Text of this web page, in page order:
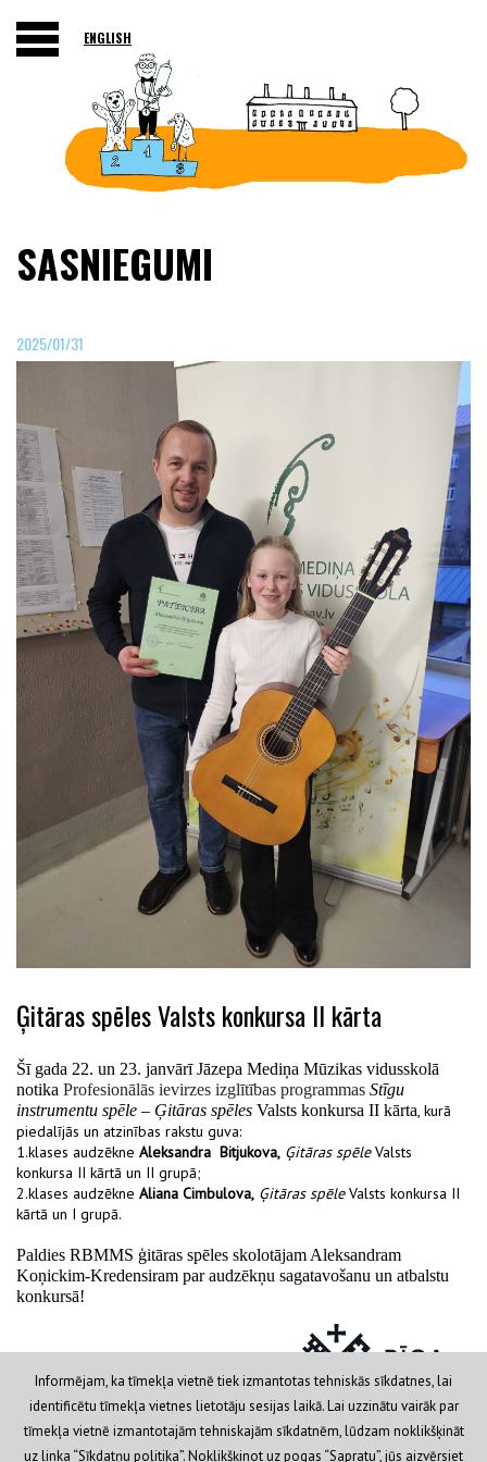
ENGLISH
SASNIEGUMI
2025/01/31
Ģitāras spēles Valsts konkursa II kārta
Šī gada 22. un 23. janvārī Jāzepa Mediņa Mūzikas vidusskolā
notika Profesionālās ievirzes izglītības programmas Stīgu
instrumentu spēle – Ģitāras spēles Valsts konkursa II kārta, kurā
piedalījās un atzinības rakstu guva:
1.klases audzēkne Aleksandra Bitjukova, Ģitāras spēleValsts
konkursa II kārtā un II grupā;
2.klases audzēkne Aliana Cimbulova, Ģitāras spēleValsts konkursa II
kārtā un I grupā.
Paldies RBMMS ģitāras spēles skolotājam Aleksandram
Koņickim-Kredensiram par audzēkņu sagatavošanu un atbalstu
konkursā!
Privātuma politika © 2019 RVP IKSD Rīgas Bolderājas
Informējam, ka tīmekļa vietnē tiek izmantotas tehniskās sīkdatnes, lai
identificētu tīmekļa vietnes lietotāju sesijas laikā. Lai uzzinātu vairāk par
tīmekļa vietnē izmantotajām tehniskajām sīkdatnēm, lūdzam noklikšķināt
uz linka “Sīkdatņu politika”. Noklikšķinot uz pogas “Sapratu”, jūs aizvērsiet